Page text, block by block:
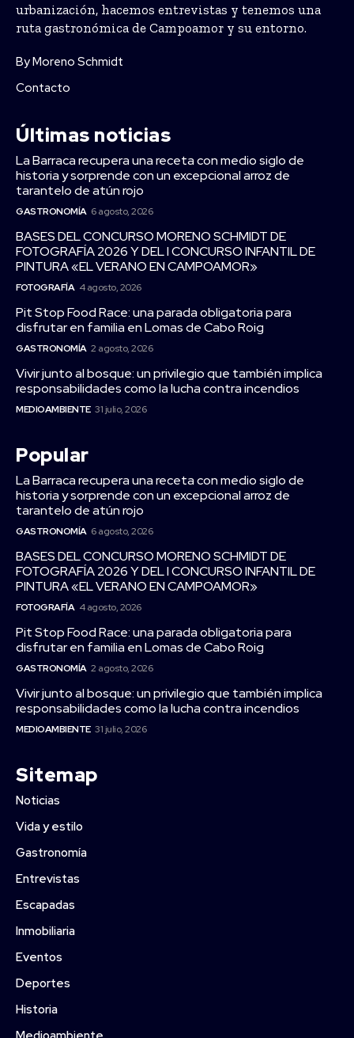
urbanización, hacemos entrevistas y tenemos una
ruta gastronómica de Campoamor y su entorno.
By Moreno Schmidt
Contacto
Últimas noticias
La Barraca recupera una receta con medio siglo de
historia y sorprende con un excepcional arroz de
tarantelo de atún rojo
GASTRONOMÍA 6 agosto, 2026
BASES DEL CONCURSO MORENO SCHMIDT DE
FOTOGRAFÍA 2026 Y DEL I CONCURSO INFANTIL DE
PINTURA «EL VERANO EN CAMPOAMOR»
FOTOGRAFÍA 4 agosto, 2026
Pit Stop Food Race: una parada obligatoria para
disfrutar en familia en Lomas de Cabo Roig
GASTRONOMÍA 2 agosto, 2026
Vivir junto al bosque: un privilegio que también implica
responsabilidades como la lucha contra incendios
MEDIOAMBIENTE 31 julio, 2026
Popular
La Barraca recupera una receta con medio siglo de
historia y sorprende con un excepcional arroz de
tarantelo de atún rojo
GASTRONOMÍA 6 agosto, 2026
BASES DEL CONCURSO MORENO SCHMIDT DE
FOTOGRAFÍA 2026 Y DEL I CONCURSO INFANTIL DE
PINTURA «EL VERANO EN CAMPOAMOR»
FOTOGRAFÍA 4 agosto, 2026
Pit Stop Food Race: una parada obligatoria para
disfrutar en familia en Lomas de Cabo Roig
GASTRONOMÍA 2 agosto, 2026
Vivir junto al bosque: un privilegio que también implica
responsabilidades como la lucha contra incendios
MEDIOAMBIENTE 31 julio, 2026
Sitemap
Noticias
Vida y estilo
Gastronomía
Entrevistas
Escapadas
Inmobiliaria
Eventos
Deportes
Historia